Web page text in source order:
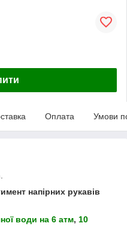
Оплата Умови
напірних рукавів
води на 6 атм, 10